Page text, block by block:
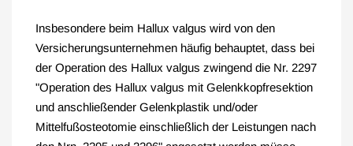
Insbesondere beim Hallux valgus wird von den
Versicherungsunternehmen häufig behauptet, dass bei
der Operation des Hallux valgus zwingend die Nr. 2297
"Operation des Hallux valgus mit Gelenkkopfresektion
und anschließender Gelenkplastik und/oder
Mittelfußosteotomie einschließlich der Leistungen nach